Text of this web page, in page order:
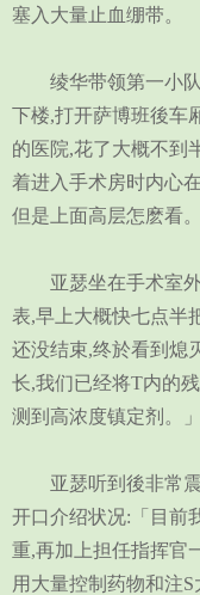
塞入大量止血绷带。
绫华带领第一小队
下楼,打开萨博班後车
的医院,花了大概不到
着进入手术房时内心
但是上面高层怎麽看。
亚瑟坐在手术室外
表,早上大概快七点半
还没结束,终於看到熄
长,我们已经将T内的
测到高浓度镇定剂。」
亚瑟听到後非常震
开口介绍状况:「目前
重,再加上担任指挥官
用大量控制药物和注